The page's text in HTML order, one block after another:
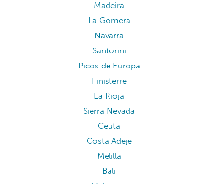
Madeira
La Gomera
Navarra
Santorini
Picos de Europa
Finisterre
La Rioja
Sierra Nevada
Ceuta
Costa Adeje
Melilla
Bali